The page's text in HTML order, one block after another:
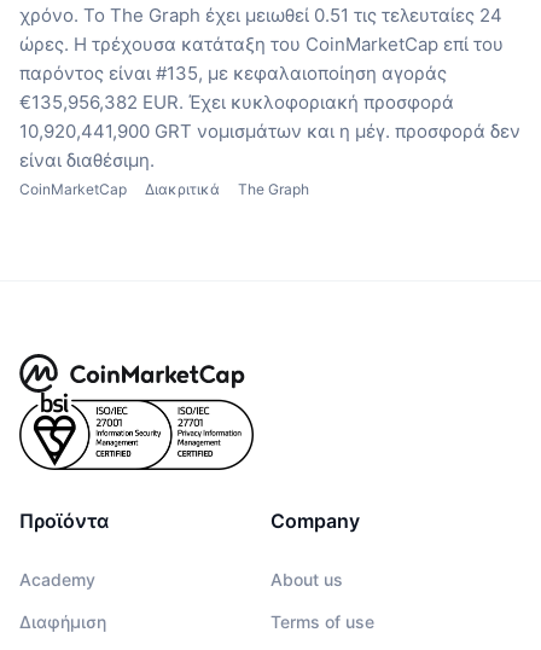
χρόνο. Το The Graph έχει μειωθεί 0.51 τις τελευταίες 24
ώρες. Η τρέχουσα κατάταξη του CoinMarketCap επί του
παρόντος είναι #135, με κεφαλαιοποίηση αγοράς
€135,956,382 EUR. Έχει κυκλοφοριακή προσφορά
10,920,441,900 GRT νομισμάτων και η μέγ. προσφορά δεν
είναι διαθέσιμη.
CoinMarketCap Διακριτικά The Graph
Προϊόντα
Academy
Διαφήμιση
Company
About us
Terms of use